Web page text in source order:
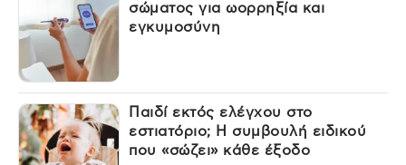
σώματος για ωορρηξία και
εγκυμοσύνη
Παιδί εκτός ελέγχου στο
εστιατόριο; Η συμβουλή ειδικού
που «σώζει» κάθε έξοδο